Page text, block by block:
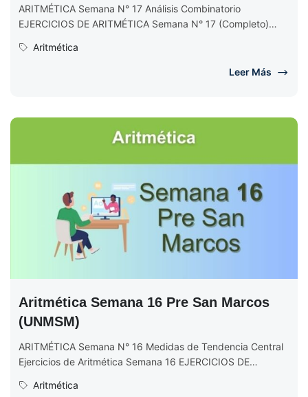
ARITMÉTICA Semana N° 17 Análisis Combinatorio
EJERCICIOS DE ARITMÉTICA Semana N° 17 (Completo)
Aritmética
Leer Más
Aritmética Semana 16 Pre San Marcos
(UNMSM)
ARITMÉTICA Semana N° 16 Medidas de Tendencia Central
Ejercicios de Aritmética Semana 16 EJERCICIOS DE
Aritmética